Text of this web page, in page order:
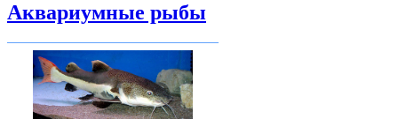
Аквариумные рыбы